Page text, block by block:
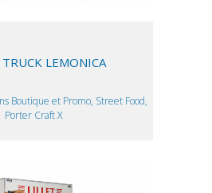
LEMONICA
Boutique et Promo, Street Food,
Porter Craft X